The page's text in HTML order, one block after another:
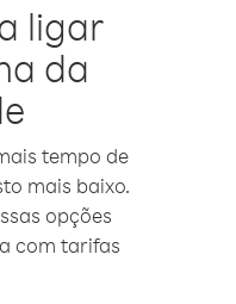
ligar
da
tempo de
mais baixo.
opções
com tarifas